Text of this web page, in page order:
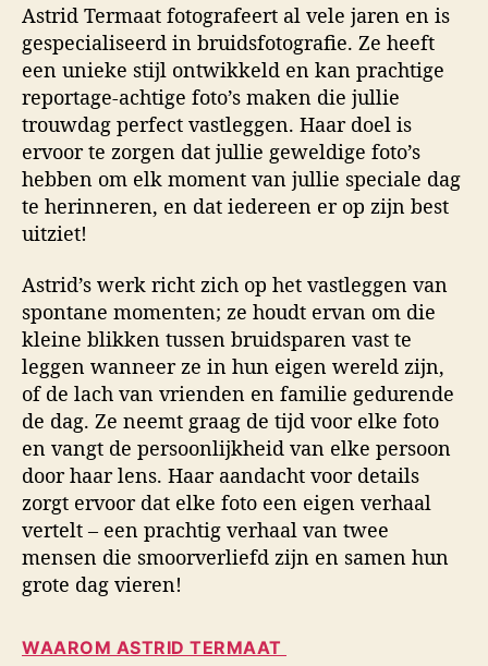
Astrid Termaat fotografeert al vele jaren en is
gespecialiseerd in bruidsfotografie. Ze heeft
een unieke stijl ontwikkeld en kan prachtige
reportage-achtige foto’s maken die jullie
trouwdag perfect vastleggen. Haar doel is
ervoor te zorgen dat jullie geweldige foto’s
hebben om elk moment van jullie speciale dag
te herinneren, en dat iedereen er op zijn best
uitziet!
Astrid’s werk richt zich op het vastleggen van
spontane momenten; ze houdt ervan om die
kleine blikken tussen bruidsparen vast te
leggen wanneer ze in hun eigen wereld zijn,
of de lach van vrienden en familie gedurende
de dag. Ze neemt graag de tijd voor elke foto
en vangt de persoonlijkheid van elke persoon
door haar lens. Haar aandacht voor details
zorgt ervoor dat elke foto een eigen verhaal
vertelt – een prachtig verhaal van twee
mensen die smoorverliefd zijn en samen hun
grote dag vieren!
WAAROM ASTRID TERMAAT